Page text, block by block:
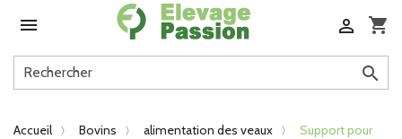
 shopping_cart


Accueil Bovins alimentation des veaux
Support pour